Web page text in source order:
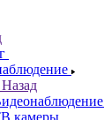
Назад
камеры